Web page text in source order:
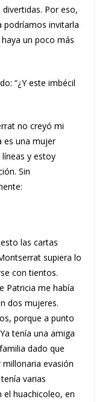
Por eso,
podríamos invitarla
un poco más
“¿Y este imbécil
no creyó mi
es una mujer
y estoy
Sin
las cartas
supiera lo
con tientos.
Patricia me había
dos mujeres.
porque a punto
tenía una amiga
dado que
evasión
varias
el huachicoleo, en